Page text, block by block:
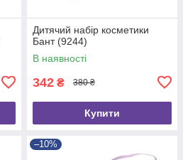
Дитячий набір косметики
Бант (9244)
В наявності
342 ₴ 380 ₴
Купити
–10%